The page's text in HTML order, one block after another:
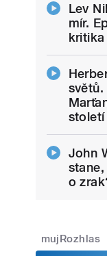
Lev
mír.
století
John
o
mujRozhlas